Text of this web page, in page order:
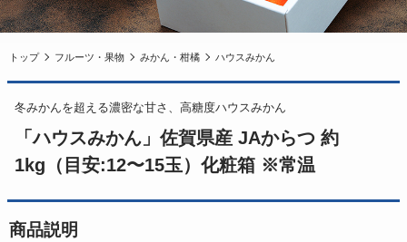
トップ フルーツ・果物 みかん・柑橘 ハウスみかん
冬みかんを超える濃密な甘さ、高糖度ハウスみかん
「ハウスみかん」佐賀県産 JAからつ 約
1kg（目安:12〜15玉）化粧箱 ※常温
商品説明